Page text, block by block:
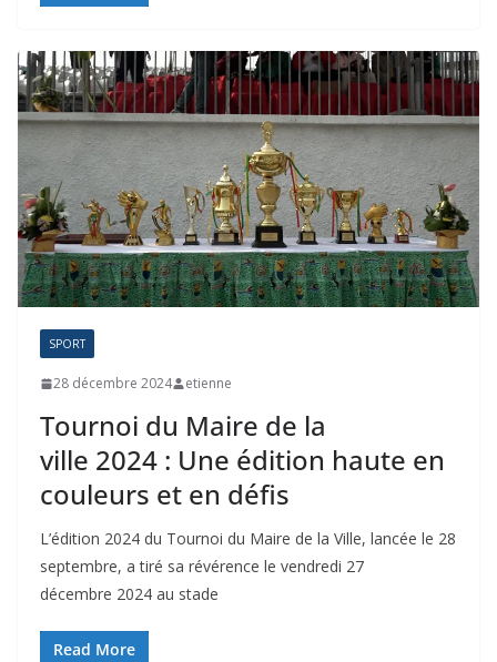
SPORT
28 décembre 2024 etienne
Tournoi du Maire de la
ville 2024 : Une édition haute en
couleurs et en défis
L’édition 2024 du Tournoi du Maire de la Ville, lancée le 28
septembre, a tiré sa révérence le vendredi 27
décembre 2024 au stade
Read More